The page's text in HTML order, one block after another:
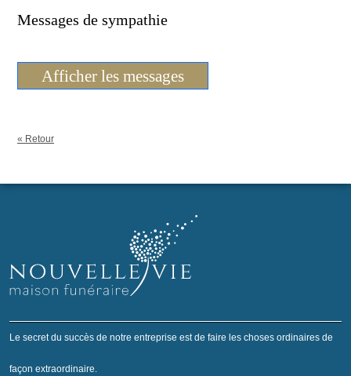
Messages de sympathie
Afficher les messages
« Retour
Le secret du succès de notre entreprise est de faire les choses ordinaires de
façon extraordinaire.